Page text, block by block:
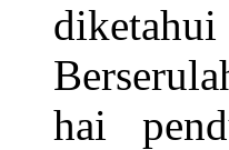
hai